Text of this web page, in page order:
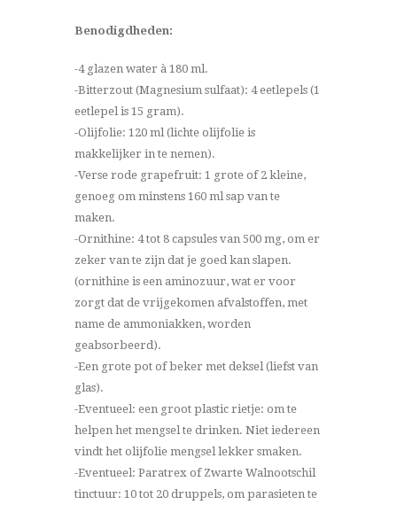
Benodigdheden:
-4 glazen water à 180 ml.
-Bitterzout (Magnesium sulfaat): 4 eetlepels (1
eetlepel is 15 gram).
-Olijfolie: 120 ml (lichte olijfolie is
makkelijker in te nemen).
-Verse rode grapefruit: 1 grote of 2 kleine,
genoeg om minstens 160 ml sap van te
maken.
-Ornithine: 4 tot 8 capsules van 500 mg, om er
zeker van te zijn dat je goed kan slapen.
(ornithine is een aminozuur, wat er voor
zorgt dat de vrijgekomen afvalstoffen, met
name de ammoniakken, worden
geabsorbeerd).
-Een grote pot of beker met deksel (liefst van
glas).
-Eventueel: een groot plastic rietje: om te
helpen het mengsel te drinken. Niet iedereen
vindt het olijfolie mengsel lekker smaken.
-Eventueel: Paratrex of Zwarte Walnootschil
tinctuur: 10 tot 20 druppels, om parasieten te